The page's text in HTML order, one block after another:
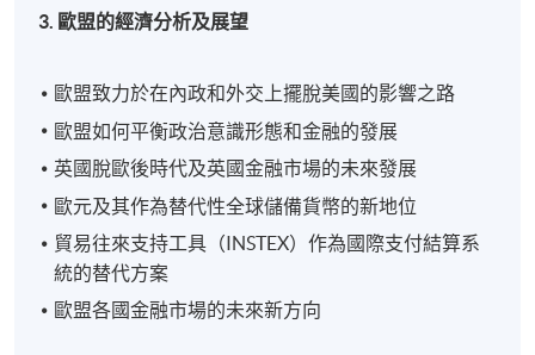
3. 歐盟的經濟分析及展望
歐盟致力於在內政和外交上擺脫美國的影響之路
歐盟如何平衡政治意識形態和金融的發展
英國脫歐後時代及英國金融市場的未來發展
歐元及其作為替代性全球儲備貨幣的新地位
貿易往來支持工具（INSTEX）作為國際支付結算系
統的替代方案
歐盟各國金融市場的未來新方向